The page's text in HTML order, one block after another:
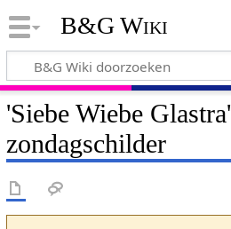
B&G Wiki
'Siebe Wiebe Glastra'
zondagschilder